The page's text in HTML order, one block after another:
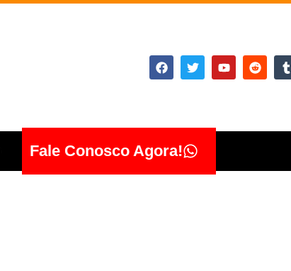
Fale Conosco Agora!